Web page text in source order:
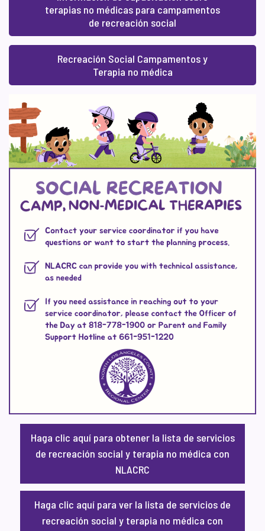
terapias no médicas para campamentos
de recreación social
Recreación Social Campamentos y
Terapia no médica
Haga clic aquí para obtener la lista de servicios
de recreación social y terapia no médica con
NLACRC
Haga clic aquí para ver la lista de servicios de
recreación social y terapia no médica con